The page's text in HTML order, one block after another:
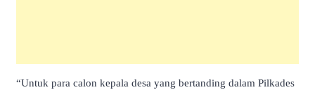
“Untuk para calon kepala desa yang bertanding dalam Pilkades